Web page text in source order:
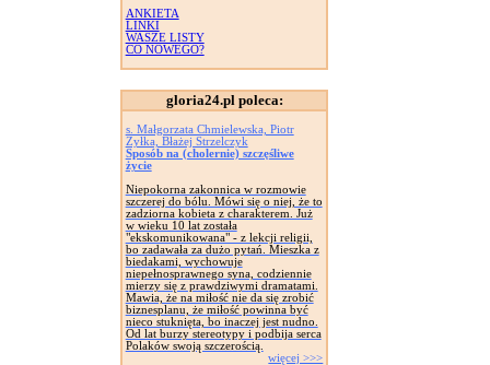
ANKIETA
LINKI
WASZE LISTY
CO NOWEGO?
gloria24.pl poleca:
s. Małgorzata Chmielewska, Piotr
Żyłka, Błażej Strzelczyk
Sposób na (cholernie) szczęśliwe
życie
Niepokorna zakonnica w rozmowie
szczerej do bólu. Mówi się o niej, że to
zadziorna kobieta z charakterem. Już
w wieku 10 lat została
"ekskomunikowana" - z lekcji religii,
bo zadawała za dużo pytań. Mieszka z
biedakami, wychowuje
niepełnosprawnego syna, codziennie
mierzy się z prawdziwymi dramatami.
Mawia, że na miłość nie da się zrobić
biznesplanu, że miłość powinna być
nieco stuknięta, bo inaczej jest nudno.
Od lat burzy stereotypy i podbija serca
Polaków swoją szczerością.
więcej >>>